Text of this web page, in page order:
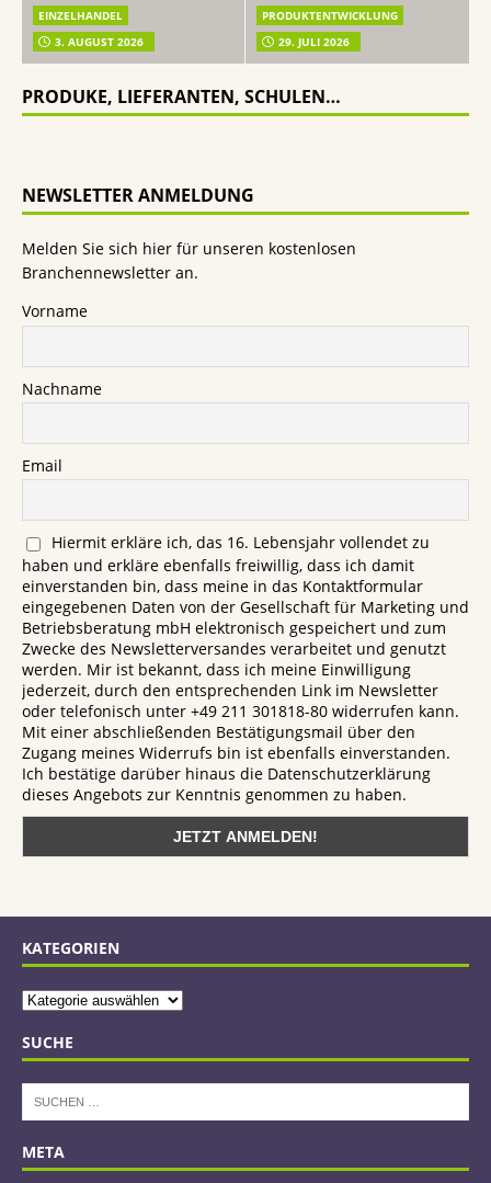
EINZELHANDEL
3. AUGUST 2026
PRODUKTENTWICKLUNG
29. JULI 2026
PRODUKE, LIEFERANTEN, SCHULEN…
NEWSLETTER ANMELDUNG
Melden Sie sich hier für unseren kostenlosen
Branchennewsletter an.
Vorname
Nachname
Email
Hiermit erkläre ich, das 16. Lebensjahr vollendet zu
haben und erkläre ebenfalls freiwillig, dass ich damit
einverstanden bin, dass meine in das Kontaktformular
eingegebenen Daten von der Gesellschaft für Marketing und
Betriebsberatung mbH elektronisch gespeichert und zum
Zwecke des Newsletterversandes verarbeitet und genutzt
werden. Mir ist bekannt, dass ich meine Einwilligung
jederzeit, durch den entsprechenden Link im Newsletter
oder telefonisch unter +49 211 301818-80 widerrufen kann.
Mit einer abschließenden Bestätigungsmail über den
Zugang meines Widerrufs bin ist ebenfalls einverstanden.
Ich bestätige darüber hinaus die Datenschutzerklärung
dieses Angebots zur Kenntnis genommen zu haben.
KATEGORIEN
SUCHE
META